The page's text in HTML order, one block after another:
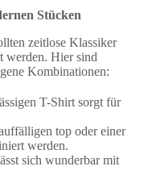
Stücken
zeitlose Klassiker
werden. Hier sind
Kombinationen:
T-Shirt sorgt für
top oder einer
werden.
sich wunderbar mit